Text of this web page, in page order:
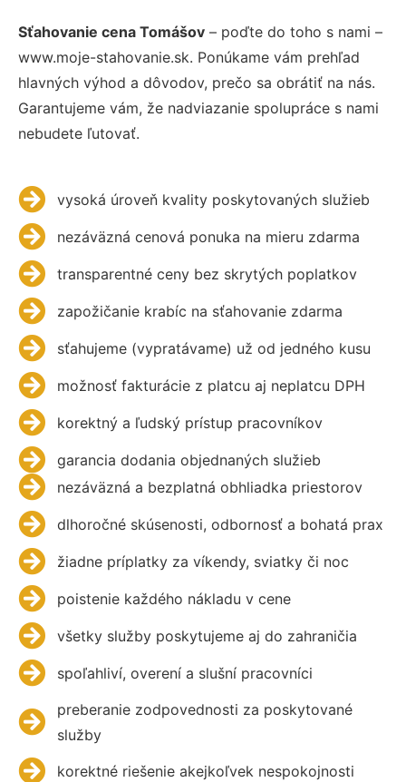
Sťahovanie cena Tomášov – poďte do toho s nami –
www.moje-stahovanie.sk. Ponúkame vám prehľad
hlavných výhod a dôvodov, prečo sa obrátiť na nás.
Garantujeme vám, že nadviazanie spolupráce s nami
nebudete ľutovať.
vysoká úroveň kvality poskytovaných služieb
nezáväzná cenová ponuka na mieru zdarma
transparentné ceny bez skrytých poplatkov
zapožičanie krabíc na sťahovanie zdarma
sťahujeme (vypratávame) už od jedného kusu
možnosť fakturácie z platcu aj neplatcu DPH
korektný a ľudský prístup pracovníkov
garancia dodania objednaných služieb
nezáväzná a bezplatná obhliadka priestorov
dlhoročné skúsenosti, odbornosť a bohatá prax
žiadne príplatky za víkendy, sviatky či noc
poistenie každého nákladu v cene
všetky služby poskytujeme aj do zahraničia
spoľahliví, overení a slušní pracovníci
preberanie zodpovednosti za poskytované
služby
korektné riešenie akejkoľvek nespokojnosti